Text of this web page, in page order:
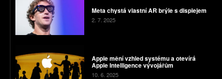
Meta chystá vlastní AR brýle s displejem
2. 7. 2025
Apple mění vzhled systému a otevírá
Apple Intelligence vývojářům
10. 6. 2025